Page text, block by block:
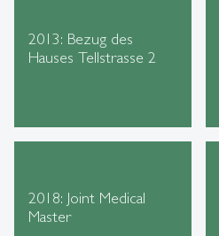
2013: Bezug des
Hauses Tellstrasse 2
2018: Joint Medical
Master